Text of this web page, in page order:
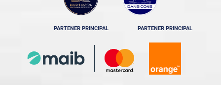
PARTENER PRINCIPAL PARTENER PRINCIPAL